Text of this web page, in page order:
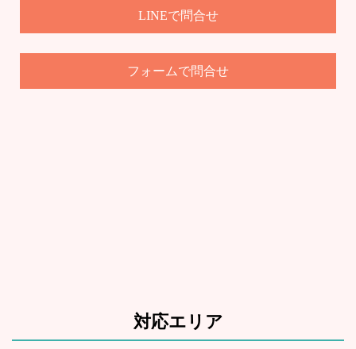
LINEで問合せ
フォームで問合せ
対応エリア